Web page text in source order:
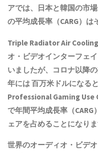
アでは、日本と韓国の市
の平均成長率（CARG）は
Triple Radiator Air
オ・ビデオインターフェ
いましたが、コロナ以降
年には 百万米ドルになる
Professional Gaming Use
で年間平均成長率（
ェアを占めることになりま
世界のオーディオ・ビデ